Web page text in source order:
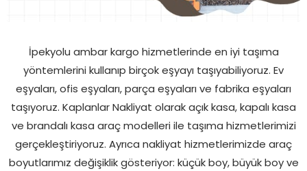
İpekyolu ambar kargo hizmetlerinde en iyi taşıma
yöntemlerini kullanıp birçok eşyayı taşıyabiliyoruz. Ev
eşyaları, ofis eşyaları, parça eşyaları ve fabrika eşyaları
taşıyoruz. Kaplanlar Nakliyat olarak açık kasa, kapalı kasa
ve brandalı kasa araç modelleri ile taşıma hizmetlerimizi
gerçekleştiriyoruz. Ayrıca nakliyat hizmetlerimizde araç
boyutlarımız değişiklik gösteriyor: küçük boy, büyük boy ve